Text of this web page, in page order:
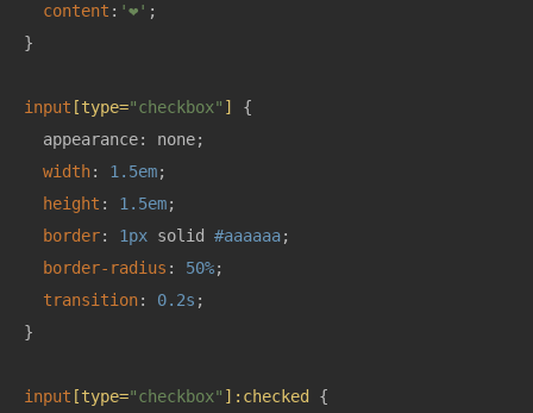
content : '❤️' ;
}
input [type="checkbox" ]
{
  appearance: none;
width: 1.5em;
height : 1.5em;
border: 1px solid #aaaaaa;
border-radius : 50%;
transition: 0.2s ;
}
input [type="checkbox" ] :checked
{